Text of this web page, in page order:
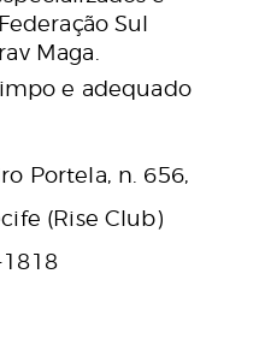
Sul
Maga.
e adequado
Portela, n. 656,
(Rise Club)